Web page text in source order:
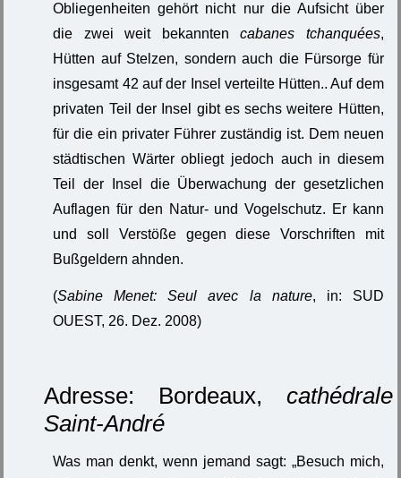
Obliegenheiten gehört nicht nur die Aufsicht über
die zwei weit bekanntencabanes tchanquées,
Hütten auf Stelzen, sondern auch die Fürsorge für
insgesamt 42 auf der Insel verteilte Hütten.. Auf dem
privaten Teil der Insel gibt es sechs weitere Hütten,
für die ein privater Führer zuständig ist. Dem neuen
städtischen Wärter obliegt jedoch auch in diesem
Teil der Insel die Überwachung der gesetzlichen
Auflagen für den Natur- und Vogelschutz. Er kann
und soll Verstöße gegen diese Vorschriften mit
Bußgeldern ahnden.
(Sabine Menet: Seul avec la nature, in: SUD
OUEST, 26. Dez. 2008)
Adresse: Bordeaux, cathédrale
Saint-André
Was man denkt, wenn jemand sagt: „Besuch mich,